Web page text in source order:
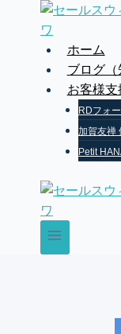
ホーム
ブログ（
お客様支
RDフォ
加賀友禅
Petit